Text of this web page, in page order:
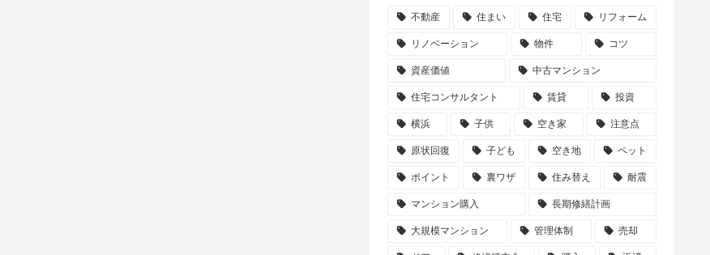
不動産 住まい 住宅 リフォーム
リノベーション 物件 コツ
資産価値 中古マンション
住宅コンサルタント 賃貸 投資
横浜 子供 空き家 注意点
原状回復 子ども 空き地 ペット
ポイント 裏ワザ 住み替え 耐震
マンション購入 長期修繕計画
大規模マンション 管理体制 売却